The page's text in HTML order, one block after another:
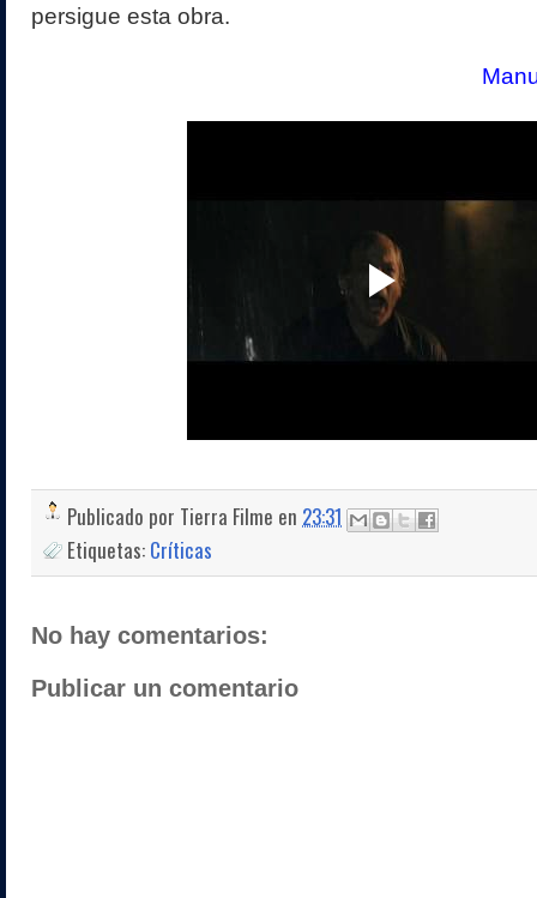
persigue esta obra.
Publicado por Tierra Filme en 23:31
Etiquetas: Críticas
No hay comentarios:
Publicar un comentario